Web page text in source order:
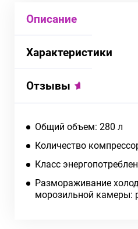
Описание
Характеристики
Отзывы
Общий объем: 280 л
Количество
Класс
Размораживание
морозильной камеры: